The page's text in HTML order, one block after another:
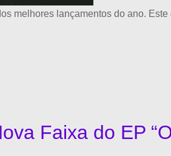
melhores lançamentos do ano.
Faixa do EP